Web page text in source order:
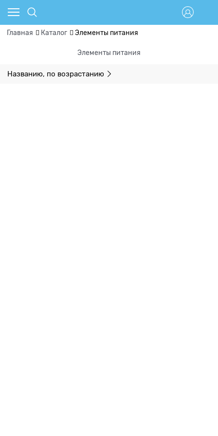
Главная Каталог Элементы питания
Элементы питания
Названию, по возрастанию